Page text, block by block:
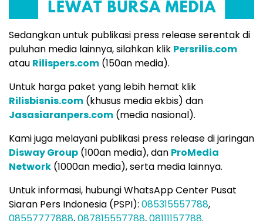
Sedangkan untuk publikasi press release serentak di
puluhan media lainnya, silahkan klik Persrilis.com
atau Rilispers.com (150an media).
Untuk harga paket yang lebih hemat klik
Rilisbisnis.com (khusus media ekbis) dan
Jasasiaranpers.com (media nasional).
Kami juga melayani publikasi press release di jaringan
Disway Group (100an media), dan ProMedia
Network (1000an media), serta media lainnya.
Untuk informasi, hubungi WhatsApp Center Pusat
Siaran Pers Indonesia (PSPI): 085315557788,
08557777888,087815557788,08111157788.